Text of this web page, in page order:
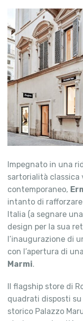
Impegnato in una
sartorialità classica
contemporaneo,
intanto di
Italia (a segnare
design per la sua
l’inaugurazione di
con l’apertura di
Marmi.
Il flagship store di
quadrati disposti
storico Palazzo